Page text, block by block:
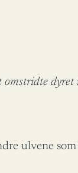
omstridte
ulvene